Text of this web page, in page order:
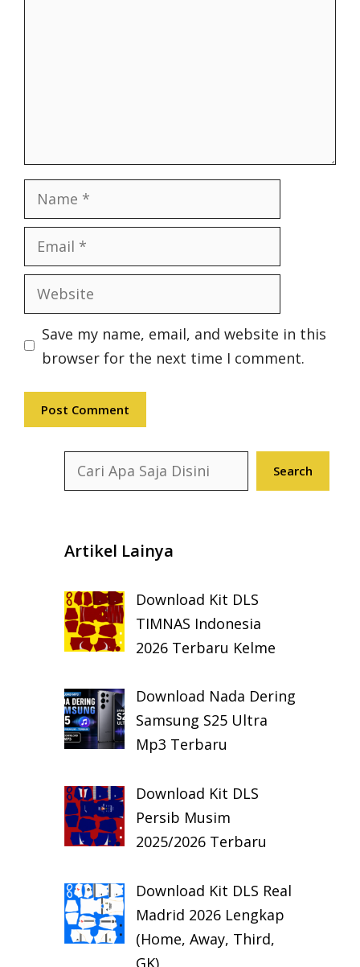
Name
Email
Website
Save my name, email, and website in this
browser for the next time I comment.
Search Search
Artikel Lainya
Download Kit DLS
TIMNAS Indonesia
2026 Terbaru Kelme
Download Nada Dering
Samsung S25 Ultra
Mp3 Terbaru
Download Kit DLS
Persib Musim
2025/2026 Terbaru
Download Kit DLS Real
Madrid 2026 Lengkap
(Home, Away, Third,